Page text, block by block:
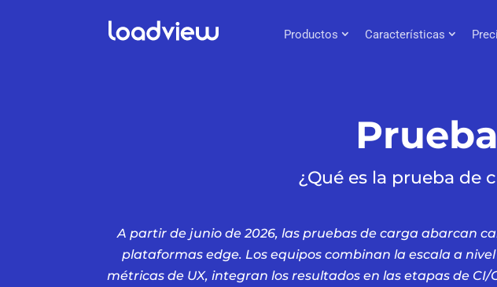
Productos Características
¿Qué es la prueba de
A partir de junio de 2026, las pruebas de carga abarcan
plataformas edge. Los equipos combinan la escala a
métricas de UX, integran los resultados en las etapas de